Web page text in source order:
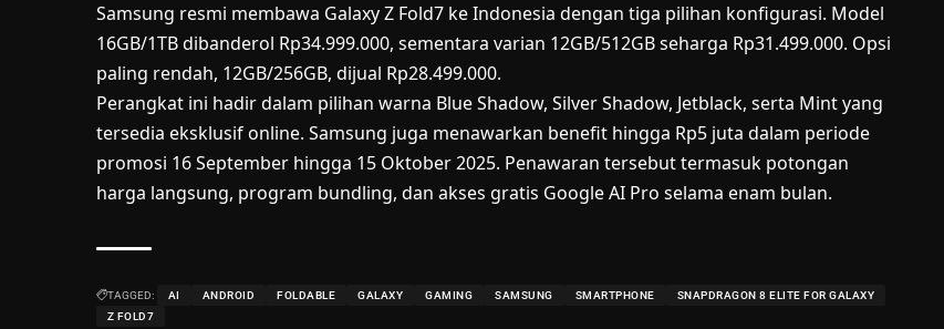
Samsung resmi membawa Galaxy Z Fold7 ke Indonesia dengan tiga pilihan konfigurasi. Model
16GB/1TB dibanderol Rp34.999.000, sementara varian 12GB/512GB seharga Rp31.499.000. Opsi
paling rendah, 12GB/256GB, dijual Rp28.499.000.
Perangkat ini hadir dalam pilihan warna Blue Shadow, Silver Shadow, Jetblack, serta Mint yang
tersedia eksklusif online. Samsung juga menawarkan benefit hingga Rp5 juta dalam periode
promosi 16 September hingga 15 Oktober 2025. Penawaran tersebut termasuk potongan
harga langsung, program bundling, dan akses gratis Google AI Pro selama enam bulan.
TAGGED: AI ANDROID FOLDABLE GALAXY GAMING SAMSUNG SMARTPHONE
SNAPDRAGON 8 ELITE FOR GALAXY
Z FOLD7